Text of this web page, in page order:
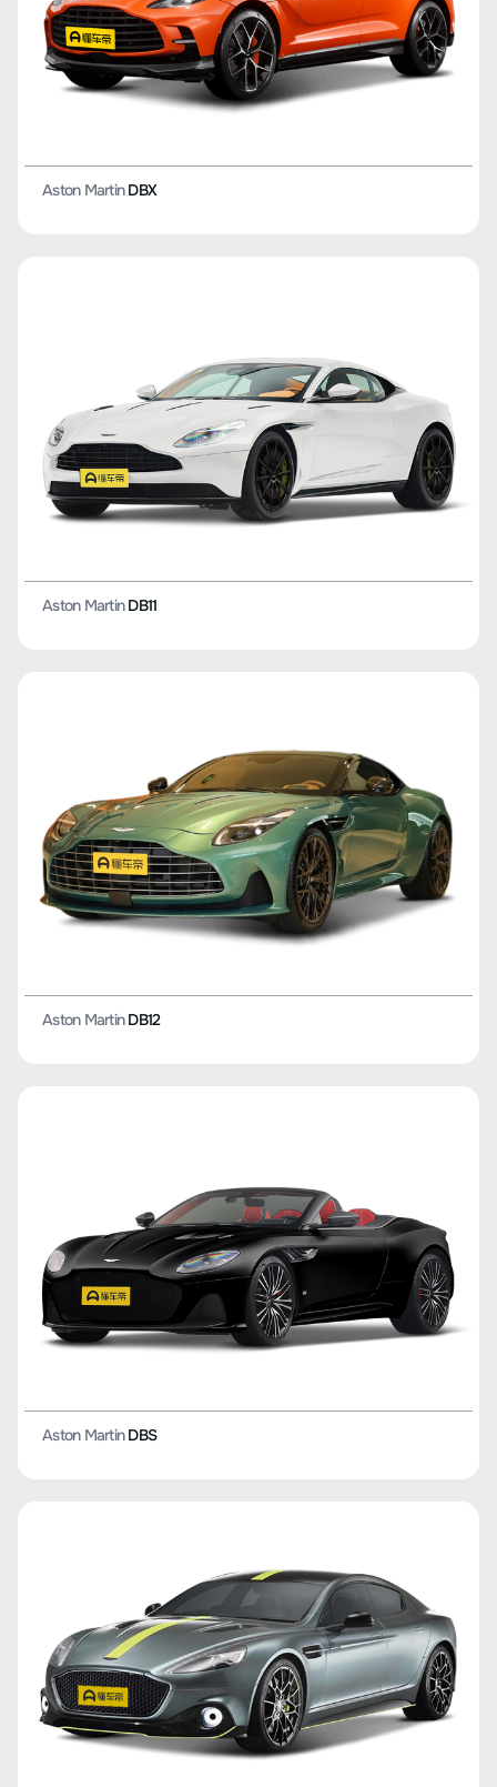
Aston MartinDBX
Aston MartinDB11
Aston MartinDB12
Aston MartinDBS